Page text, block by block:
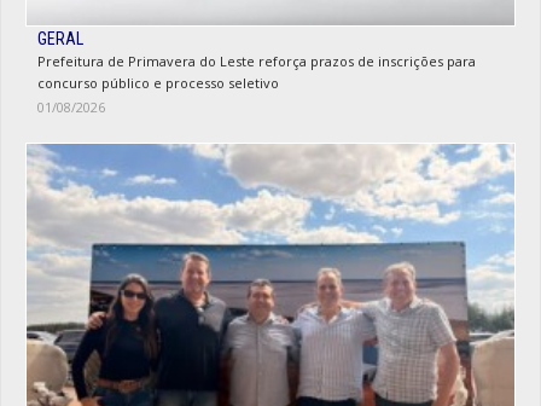
GERAL
Prefeitura de Primavera do Leste reforça prazos de inscrições para
concurso público e processo seletivo
01/08/2026